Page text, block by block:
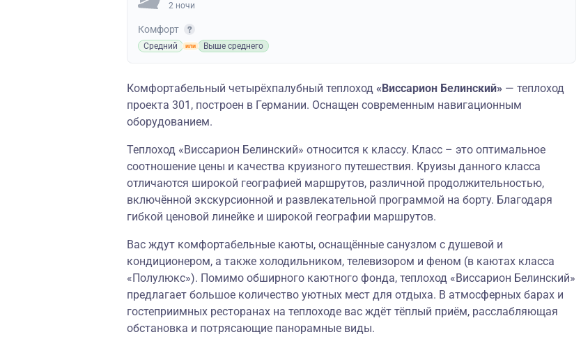
2 ночи
Комфорт
Средний Выше среднего
Комфортабельный четырёхпалубный теплоход «Виссарион Белинский» — теплоход
проекта 301, построен в Германии. Оснащен современным навигационным
оборудованием.
Теплоход «Виссарион Белинский» относится к классу. Класс – это оптимальное
соотношение цены и качества круизного путешествия. Круизы данного класса
отличаются широкой географией маршрутов, различной продолжительностью,
включённой экскурсионной и развлекательной программой на борту. Благодаря
гибкой ценовой линейке и широкой географии маршрутов.
Вас ждут комфортабельные каюты, оснащённые санузлом с душевой и
кондиционером, а также холодильником, телевизором и феном (в каютах класса
«Полулюкс»). Помимо обширного каютного фонда, теплоход «Виссарион Белинский»
предлагает большое количество уютных мест для отдыха. В атмосферных барах и
гостеприимных ресторанах на теплоходе вас ждёт тёплый приём, расслабляющая
обстановка и потрясающие панорамные виды.